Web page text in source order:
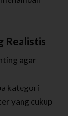
Realistis
agar
kategori
yang cukup